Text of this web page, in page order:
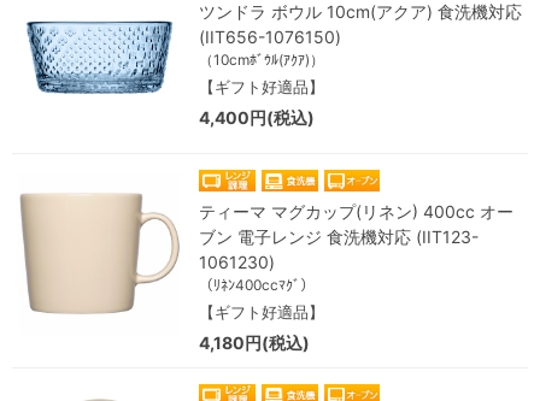
ツンドラ ボウル 10cm(アクア) 食洗機対応
(IIT656-1076150)
（10cmﾎﾞｳﾙ(ｱｸｱ)）
【ギフト好適品】
4,400円(税込)
ティーマ マグカップ(リネン) 400cc オー
ブン 電子レンジ 食洗機対応 (IIT123-
1061230)
（ﾘﾈﾝ400ccﾏｸﾞ）
【ギフト好適品】
4,180円(税込)